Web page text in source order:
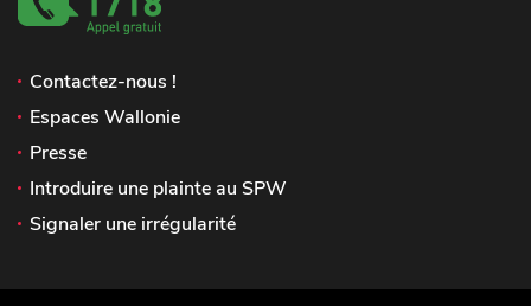
Contactez-nous !
Espaces Wallonie
Presse
Introduire une plainte au SPW
Signaler une irrégularité